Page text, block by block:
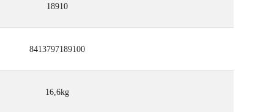
18910
8413797189100
16,6kg